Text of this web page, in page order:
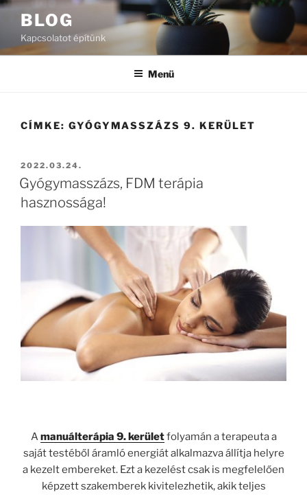
Tartalomhoz
BLOG
Kapcsolatot építünk
Menü
CÍMKE: GYÓGYMASSZÁZS 9. KERÜLET
BEKÜLDVE:
2022.03.24.
Gyógymasszázs, FDM terápia
hasznossága!
A manuálterápia 9. kerületfolyamán a terapeuta a
saját testéből áramló energiát alkalmazva állítja helyre
a kezelt embereket. Ezt a kezelést csak is megfelelően
képzett szakemberek kivitelezhetik, akik teljes